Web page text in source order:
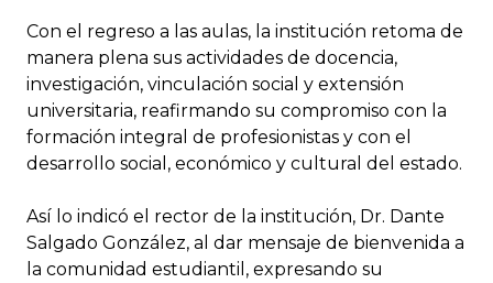
Con el regreso a las aulas, la institución retoma de
manera plena sus actividades de docencia,
investigación, vinculación social y extensión
universitaria, reafirmando su compromiso con la
formación integral de profesionistas y con el
desarrollo social, económico y cultural del estado.
Así lo indicó el rector de la institución, Dr. Dante
Salgado González, al dar mensaje de bienvenida a
la comunidad estudiantil, expresando su